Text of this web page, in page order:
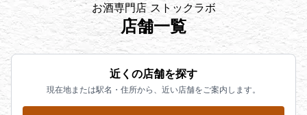
お酒専門店 ストックラボ
店舗一覧
近くの店舗を探す
現在地または駅名・住所から、近い店舗をご案内します。